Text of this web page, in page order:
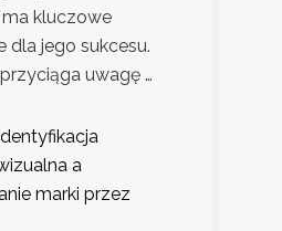
kluczowe
dla jego sukcesu.
uwagę …
a
marki przez